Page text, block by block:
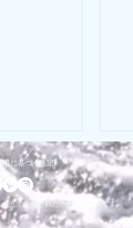
ら👇
により釣果写真の
状況となっており
すが、以下のサ
果をご確認くださ
www.free-
4月
引に基づく表記
で作成されたホームページです。